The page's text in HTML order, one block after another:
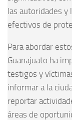
las autoridades y
efectivos de
Para abordar
Guanajuato ha
testigos y
informar a la
reportar
áreas de